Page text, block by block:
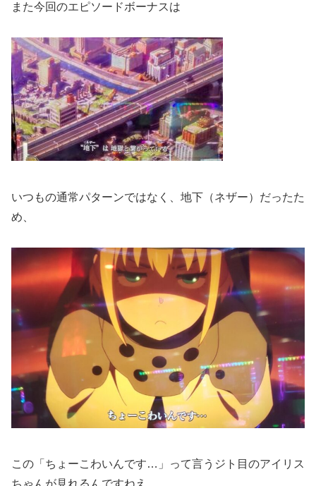
また今回のエピソードボーナスは
いつもの通常パターンではなく、地下（ネザー）だったた
め、
この「ちょーこわいんです…」って言うジト目のアイリス